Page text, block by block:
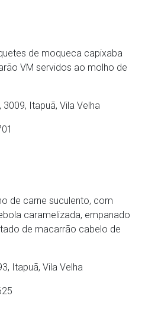
de moqueca capixaba
VM servidos ao molho de
Itapuã, Vila Velha
de carne suculento, com
caramelizada, empanado
de macarrão cabelo de
Itapuã, Vila Velha